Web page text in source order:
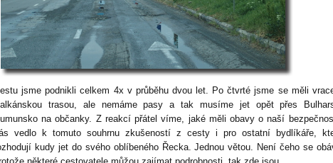
jsme podnikli celkem 4x v průběhu dvou let. Po čtvrté jsme se měli
trasou, ale nemáme pasy a tak musíme jet opět přes
na občanky. Z reakcí přátel víme, jaké měli obavy o naší
vedlo k tomuto souhrnu zkušeností z cesty i pro ostatní bydlíkáře,
kudy jet do svého oblíbeného Řecka. Jednou větou. Není čeho se